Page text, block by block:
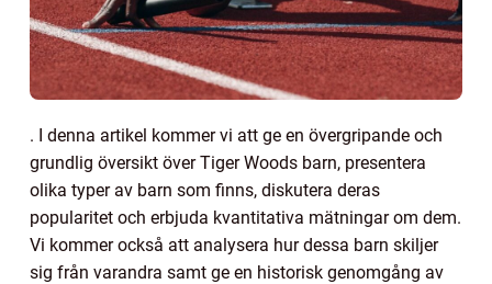
. I denna artikel kommer vi att ge en övergripande och
grundlig översikt över Tiger Woods barn, presentera
olika typer av barn som finns, diskutera deras
popularitet och erbjuda kvantitativa mätningar om dem.
Vi kommer också att analysera hur dessa barn skiljer
sig från varandra samt ge en historisk genomgång av